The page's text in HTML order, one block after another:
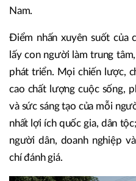
Nam.
Điểm nhấn xuyên suốt của
lấy con người làm trung
phát triển. Mọi chiến lược,
cao chất lượng cuộc sống,
và sức sáng tạo của mỗi
nhất lợi ích quốc gia, dân
người dân, doanh nghiệp
chí đánh giá.